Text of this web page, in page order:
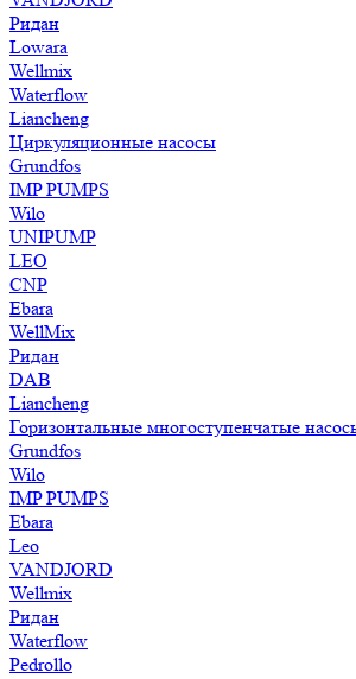
Ридан
Lowara
Wellmix
Waterflow
Liancheng
Циркуляционные насосы
Grundfos
IMP PUMPS
Wilo
UNIPUMP
LEO
CNP
Ebara
WellMix
Ридан
DAB
Liancheng
Горизонтальные многоступенчатые
Grundfos
Wilo
IMP PUMPS
Ebara
Leo
VANDJORD
Wellmix
Ридан
Waterflow
Pedrollo